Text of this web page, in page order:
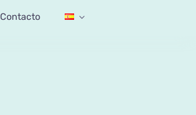
Contacto